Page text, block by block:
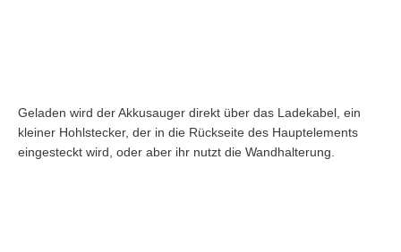
Geladen wird der Akkusauger direkt über das Ladekabel, ein
kleiner Hohlstecker, der in die Rückseite des Hauptelements
eingesteckt wird, oder aber ihr nutzt die Wandhalterung.